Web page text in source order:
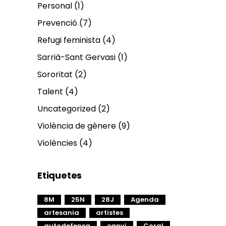
Personal (1)
Prevenció (7)
Refugi feminista (4)
Sarrià-Sant Gervasi (1)
Sororitat (2)
Talent (4)
Uncategorized (2)
Violència de gènere (9)
Violències (4)
Etiquetes
8M 25N 28J
Agenda
artesania
artistes